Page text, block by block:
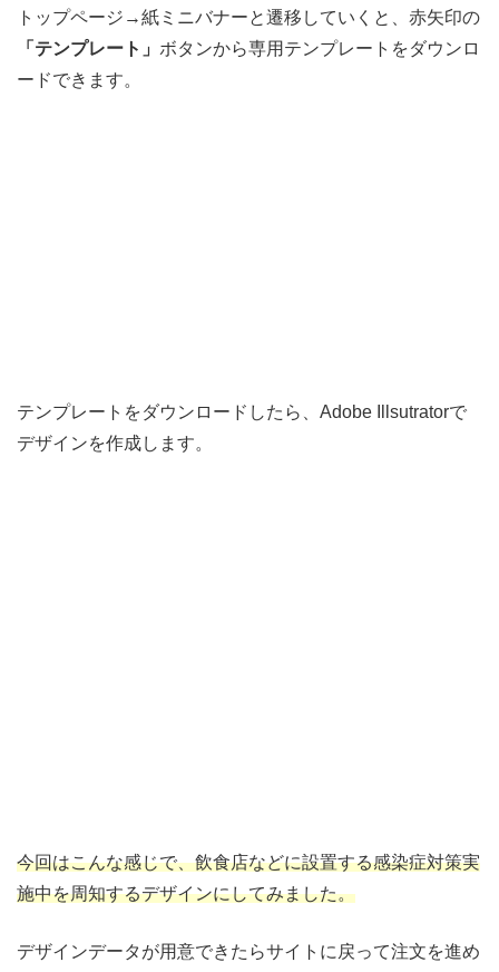
トップページ→紙ミニバナーと遷移していくと、赤矢印の
「テンプレート」 ボタンから専用テンプレートをダウンロ
ードできます。
テンプレートをダウンロードしたら、Adobe Illsutratorで
デザインを作成します。
今回はこんな感じで、飲食店などに設置する感染症対策実
施中を周知するデザインにしてみました。
デザインデータが用意できたらサイトに戻って注文を進め